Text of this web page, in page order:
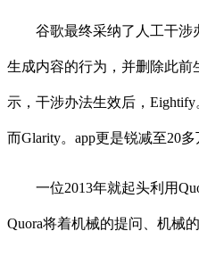
谷歌最终采纳了人工干涉
生成内容的行为，并删除此前
示，干涉办法生效后，Eightify
而Glarity。app更是锐减至20多
一位2013年就起头利用
Quora将着机械的提问、机械